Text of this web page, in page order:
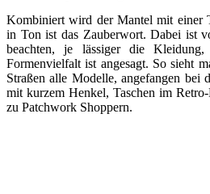
Kombiniert wird der Mantel mit einer
in Ton ist das Zauberwort. Dabei ist
beachten, je lässiger die
Formenvielfalt ist angesagt. So sieht
Straßen alle Modelle, angefangen bei
mit kurzem Henkel, Taschen im
zu Patchwork Shoppern.